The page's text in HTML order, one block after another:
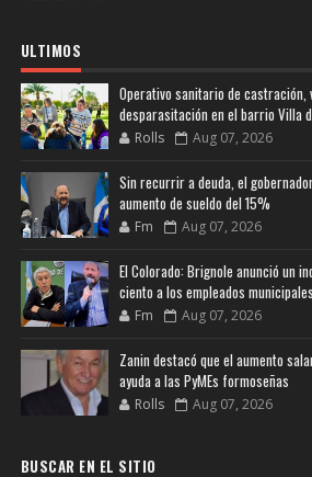
ULTIMOS
Operativo sanitario de castración,
desparasitación en el barrio Villa
Rolls Aug 07, 2026
Sin recurrir a deuda, el
aumento de sueldo del 15%
Fm Aug 07, 2026
El Colorado: Brignole anunció un
ciento a los empleados municipales
Fm Aug 07, 2026
Zanin destacó que el aumento
ayuda a las PyMEs formoseñas
Rolls Aug 07, 2026
BUSCAR EN EL SITIO